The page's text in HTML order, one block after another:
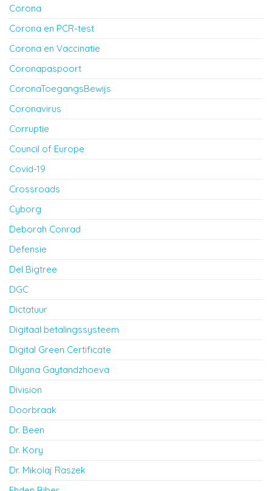
Corona
Corona en PCR-test
Corona en Vaccinatie
Coronapaspoort
CoronaToegangsBewijs
Coronavirus
Corruptie
Council of Europe
Covid-19
Crossroads
Cyborg
Deborah Conrad
Defensie
Del Bigtree
DGC
Dictatuur
Digitaal betalingssysteem
Digital Green Certificate
Dilyana Gaytandzhoeva
Division
Doorbraak
Dr. Been
Dr. Kory
Dr. Mikolaj Raszek